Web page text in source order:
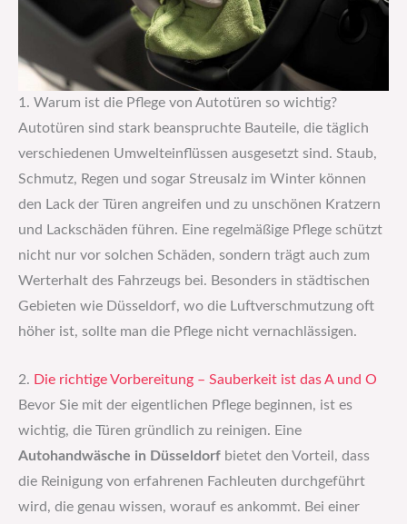
1. Warum ist die Pflege von Autotüren so wichtig?
Autotüren sind stark beanspruchte Bauteile, die täglich
verschiedenen Umwelteinflüssen ausgesetzt sind. Staub,
Schmutz, Regen und sogar Streusalz im Winter können
den Lack der Türen angreifen und zu unschönen Kratzern
und Lackschäden führen. Eine regelmäßige Pflege schützt
nicht nur vor solchen Schäden, sondern trägt auch zum
Werterhalt des Fahrzeugs bei. Besonders in städtischen
Gebieten wie Düsseldorf, wo die Luftverschmutzung oft
höher ist, sollte man die Pflege nicht vernachlässigen.
2. Die richtige Vorbereitung – Sauberkeit ist das A und O
Bevor Sie mit der eigentlichen Pflege beginnen, ist es
wichtig, die Türen gründlich zu reinigen. Eine
Autohandwäsche in Düsseldorf bietet den Vorteil, dass
die Reinigung von erfahrenen Fachleuten durchgeführt
wird, die genau wissen, worauf es ankommt. Bei einer